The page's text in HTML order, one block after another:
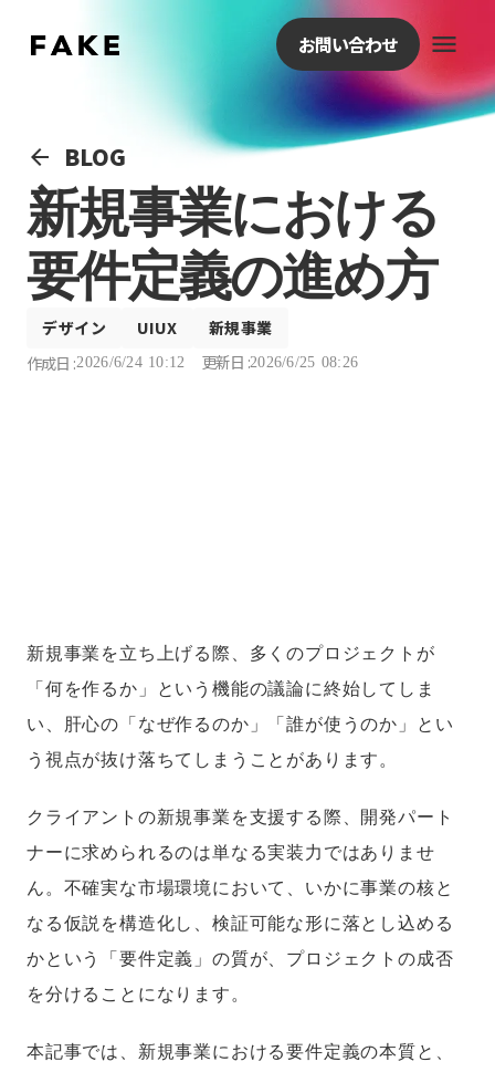
お問い合わせ menu
arrow_back BLOG
新規事業における
要件定義の進め方
デザイン UIUX
新規事業
作成日 :2026/6/24 10:12 更新日 :2026/6/25 08:26
新規事業を立ち上げる際、多くのプロジェクトが
「何を作るか」という機能の議論に終始してしま
い、肝心の「なぜ作るのか」「誰が使うのか」とい
う視点が抜け落ちてしまうことがあります。
クライアントの新規事業を支援する際、開発パート
ナーに求められるのは単なる実装力ではありませ
ん。不確実な市場環境において、いかに事業の核と
なる仮説を構造化し、検証可能な形に落とし込める
かという「要件定義」の質が、プロジェクトの成否
を分けることになります。
本記事では、新規事業における要件定義の本質と、